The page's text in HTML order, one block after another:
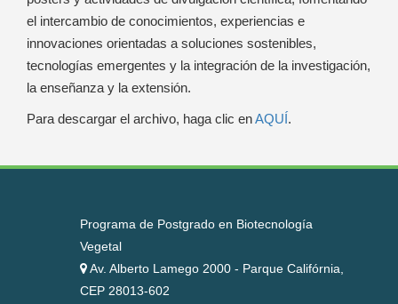
el intercambio de conocimientos, experiencias e
innovaciones orientadas a soluciones sostenibles,
tecnologías emergentes y la integración de la investigación,
la enseñanza y la extensión.
Para descargar el archivo, haga clic enAQUÍ.
Programa de Postgrado en Biotecnología
Vegetal
Av. Alberto Lamego 2000 - Parque Califórnia,
CEP 28013-602